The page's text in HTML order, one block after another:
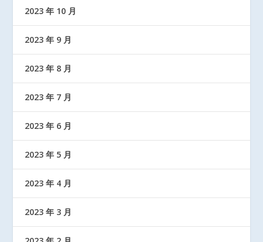
2023 年 10 月
2023 年 9 月
2023 年 8 月
2023 年 7 月
2023 年 6 月
2023 年 5 月
2023 年 4 月
2023 年 3 月